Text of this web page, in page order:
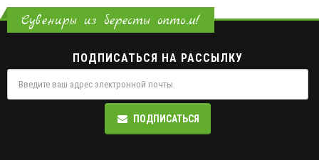
Сувениры из бересты оптом!
ПОДПИСАТЬСЯ НА РАССЫЛКУ
ПОДПИСАТЬСЯ